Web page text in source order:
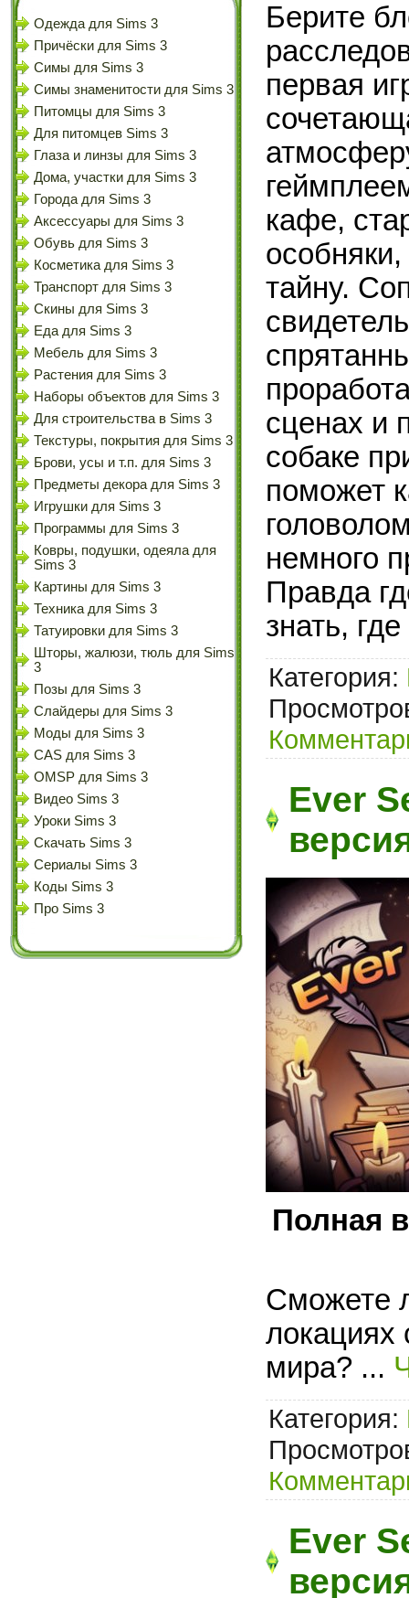
Одежда для Sims 3
Причёски для Sims 3
Симы для Sims 3
Симы знаменитости для Sims 3
Питомцы для Sims 3
Для питомцев Sims 3
Глаза и линзы для Sims 3
Дома, участки для Sims 3
Города для Sims 3
Аксессуары для Sims 3
Обувь для Sims 3
Косметика для Sims 3
Транспорт для Sims 3
Скины для Sims 3
Еда для Sims 3
Мебель для Sims 3
Растения для Sims 3
Наборы объектов для Sims 3
Для строительства в Sims 3
Текстуры, покрытия для Sims 3
Брови, усы и т.п. для Sims 3
Предметы декора для Sims 3
Игрушки для Sims 3
Программы для Sims 3
Ковры, подушки, одеяла для
Sims 3
Картины для Sims 3
Техника для Sims 3
Татуировки для Sims 3
Шторы, жалюзи, тюль для Sims
3
Позы для Sims 3
Слайдеры для Sims 3
Моды для Sims 3
CAS для Sims 3
OMSP для Sims 3
Видео Sims 3
Уроки Sims 3
Скачать Sims 3
Сериалы Sims 3
Коды Sims 3
Про Sims 3
Берите
первая
кафе,
тайну.
сценах и
собаке
поможет
немного
Правда
знать,
Категория:
Ever
Полная
Сможете
локациях
мира? ...
Категория:
Ever